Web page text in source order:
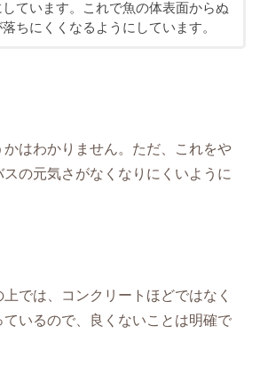
しています。これで魚の体表面からぬ
ちにくくなるようにしています。
かはわかりません。ただ、これをや
の元気さがなくなりにくいように
では、コンクリートほどではなく
いるので、良くないことは明確で